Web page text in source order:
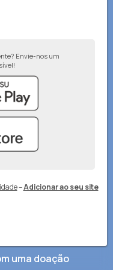
Envie-nos um
–Adicionar ao seu site
uma doação